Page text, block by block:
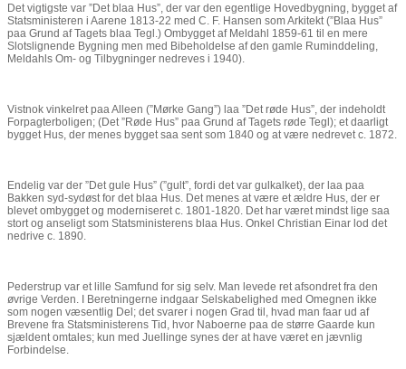
Det vigtigste var ”Det blaa Hus”, der var den egentlige Hovedbygning, bygget af
Statsministeren i Aarene 1813-22 med C. F. Hansen som Arkitekt (”Blaa Hus”
paa Grund af Tagets blaa Tegl.) Ombygget af Meldahl 1859-61 til en mere
Slotslignende Bygning men med Bibeholdelse af den gamle Ruminddeling,
Meldahls Om- og Tilbygninger nedreves i 1940).
Vistnok vinkelret paa Alleen (”Mørke Gang”) laa ”Det røde Hus”, der indeholdt
Forpagterboligen; (Det ”Røde Hus” paa Grund af Tagets røde Tegl); et daarligt
bygget Hus, der menes bygget saa sent som 1840 og at være nedrevet c. 1872.
Endelig var der ”Det gule Hus” (”gult”, fordi det var gulkalket), der laa paa
Bakken syd-sydøst for det blaa Hus. Det menes at være et ældre Hus, der er
blevet ombygget og moderniseret c. 1801-1820. Det har været mindst lige saa
stort og anseligt som Statsministerens blaa Hus. Onkel Christian Einar lod det
nedrive c. 1890.
Pederstrup var et lille Samfund for sig selv. Man levede ret afsondret fra den
øvrige Verden. I Beretningerne indgaar Selskabelighed med Omegnen ikke
som nogen væsentlig Del; det svarer i nogen Grad til, hvad man faar ud af
Brevene fra Statsministerens Tid, hvor Naboerne paa de større Gaarde kun
sjældent omtales; kun med Juellinge synes der at have været en jævnlig
Forbindelse.